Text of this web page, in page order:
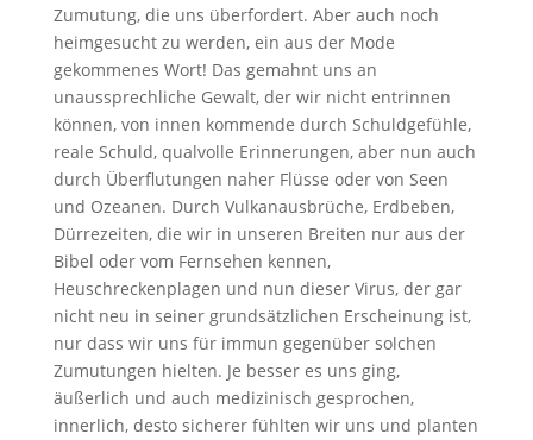
Zumutung, die uns überfordert. Aber auch noch
heimgesucht zu werden, ein aus der Mode
gekommenes Wort! Das gemahnt uns an
unaussprechliche Gewalt, der wir nicht entrinnen
können, von innen kommende durch Schuldgefühle,
reale Schuld, qualvolle Erinnerungen, aber nun auch
durch Überflutungen naher Flüsse oder von Seen
und Ozeanen. Durch Vulkanausbrüche, Erdbeben,
Dürrezeiten, die wir in unseren Breiten nur aus der
Bibel oder vom Fernsehen kennen,
Heuschreckenplagen und nun dieser Virus, der gar
nicht neu in seiner grundsätzlichen Erscheinung ist,
nur dass wir uns für immun gegenüber solchen
Zumutungen hielten. Je besser es uns ging,
äußerlich und auch medizinisch gesprochen,
innerlich, desto sicherer fühlten wir uns und planten